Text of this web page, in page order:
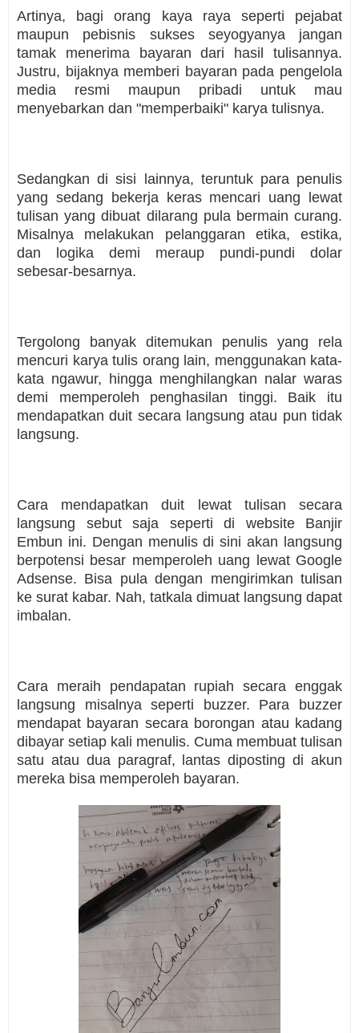
Artinya, bagi orang kaya raya seperti pejabat
maupun pebisnis sukses seyogyanya jangan
tamak menerima bayaran dari hasil tulisannya.
Justru, bijaknya memberi bayaran pada pengelola
media resmi maupun pribadi untuk mau
menyebarkan dan "memperbaiki" karya tulisnya.
Sedangkan di sisi lainnya, teruntuk para penulis
yang sedang bekerja keras mencari uang lewat
tulisan yang dibuat dilarang pula bermain curang.
Misalnya melakukan pelanggaran etika, estika,
dan logika demi meraup pundi-pundi dolar
sebesar-besarnya.
Tergolong banyak ditemukan penulis yang rela
mencuri karya tulis orang lain, menggunakan kata-
kata ngawur, hingga menghilangkan nalar waras
demi memperoleh penghasilan tinggi. Baik itu
mendapatkan duit secara langsung atau pun tidak
langsung.
Cara mendapatkan duit lewat tulisan secara
langsung sebut saja seperti di website Banjir
Embun ini. Dengan menulis di sini akan langsung
berpotensi besar memperoleh uang lewat Google
Adsense. Bisa pula dengan mengirimkan tulisan
ke surat kabar. Nah, tatkala dimuat langsung dapat
imbalan.
Cara meraih pendapatan rupiah secara enggak
langsung misalnya seperti buzzer. Para buzzer
mendapat bayaran secara borongan atau kadang
dibayar setiap kali menulis. Cuma membuat tulisan
satu atau dua paragraf, lantas diposting di akun
mereka bisa memperoleh bayaran.